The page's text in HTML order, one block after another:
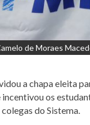
de Moraes
a chapa eleita
os
do Sistema.